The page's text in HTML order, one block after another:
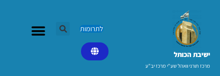
ישיבת הכותל​
מרכז תורני וואהל שע"י מרכז יב"ע
לתרומות